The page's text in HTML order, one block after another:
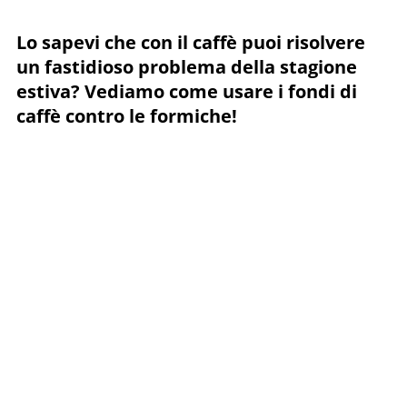
Lo sapevi che con il caffè puoi risolvere
un fastidioso problema della stagione
estiva? Vediamo come usare i fondi di
caffè contro le formiche!